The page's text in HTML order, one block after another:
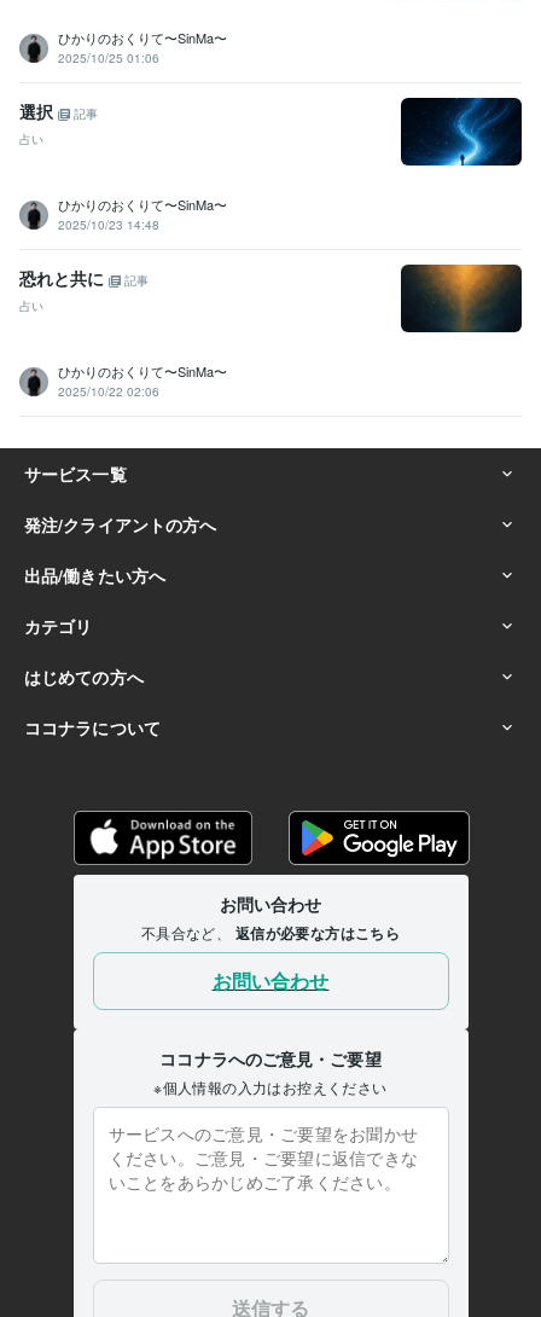
ひかりのおくりて〜SinMa〜
2025/10/25 01:06
選択
記事
占い
ひかりのおくりて〜SinMa〜
2025/10/23 14:48
恐れと共に
記事
占い
ひかりのおくりて〜SinMa〜
2025/10/22 02:06